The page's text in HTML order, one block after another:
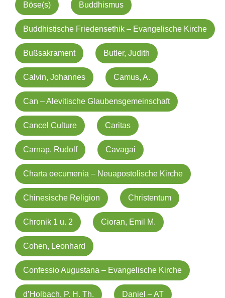
Böse(s) Buddhismus
Buddhistische Friedensethik – Evangelische Kirche
Bußsakrament Butler, Judith
Calvin, Johannes Camus, A.
Can – Alevitische Glaubensgemeinschaft
Cancel Culture Caritas
Carnap, Rudolf Cavagai
Charta oecumenia – Neuapostolische Kirche
Chinesische Religion Christentum
Chronik 1 u. 2 Cioran, Emil M.
Cohen, Leonhard
Confessio Augustana – Evangelische Kirche
d’Holbach, P. H. Th. Daniel – AT